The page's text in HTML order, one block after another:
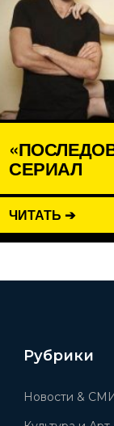
СЕРИАЛ
ЧИТАТЬ ➔
Рубрики
Новости &